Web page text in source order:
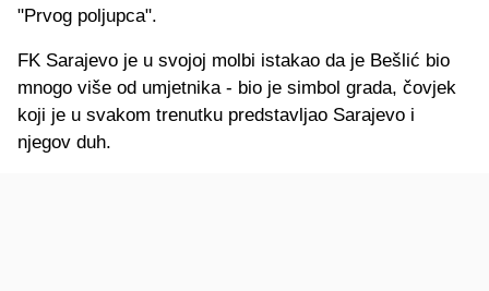
"Prvog poljupca".
FK Sarajevo je u svojoj molbi istakao da je Bešlić bio
mnogo više od umjetnika - bio je simbol grada, čovjek
koji je u svakom trenutku predstavljao Sarajevo i
njegov duh.